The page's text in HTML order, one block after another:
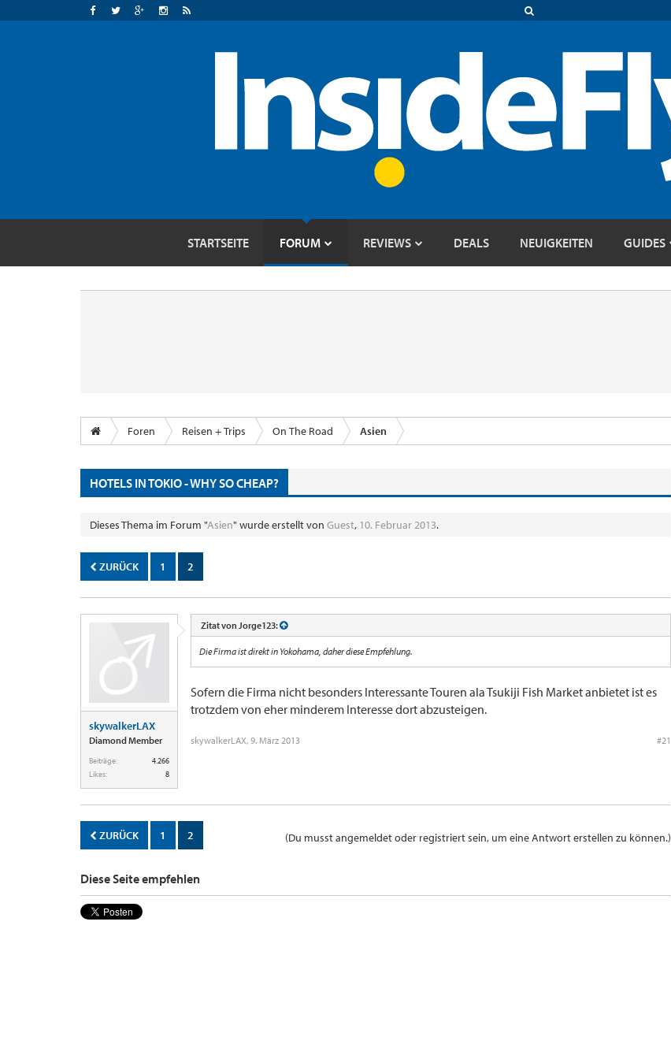
STARTSEITE FORUM REVIEWS DEALS NEUIGKEITEN GUIDES
Foren Reisen + Trips On The Road Asien
HOTELS IN TOKIO - WHY SO CHEAP?
Dieses Thema im Forum "Asien" wurde erstellt von Guest, 10. Februar 2013.
ZURÜCK 1 2
skywalkerLAX
Diamond Member
Beiträge:
4.266
Likes:
8
Zitat von Jorge123:
Die Firma ist direkt in Yokohama, daher diese Empfehlung.
Sofern die Firma nicht besonders Interessante Touren ala Tsukiji Fish Market anbietet ist es
trotzdem von eher minderem Interesse dort abzusteigen.
skywalkerLAX, 9. März 2013 #21
(Du musst angemeldet oder registriert sein, um eine Antwort erstellen zu können.)
ZURÜCK 1 2
Diese Seite empfehlen